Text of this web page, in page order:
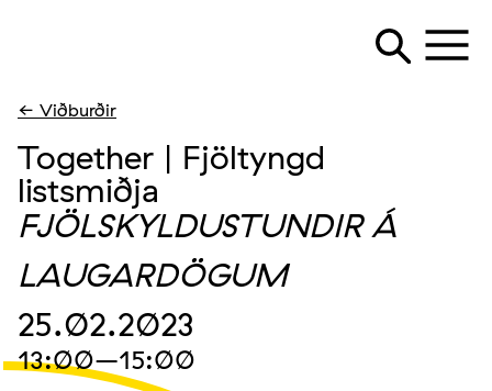
← Viðburðir
Together | Fjöltyngd
listsmiðja
FJÖLSKYLDUSTUNDIR Á
LAUGARDÖGUM
25.02.2023
13:00–15:00